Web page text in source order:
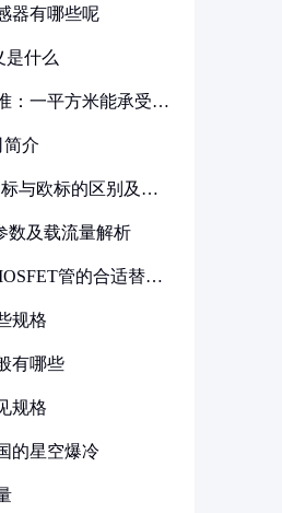
器有哪些呢
是什么
：一平方米能承受多
简介
与欧标的区别及其
数及载流量解析
管的合适替代
规格
有哪些
规格
的星空爆冷